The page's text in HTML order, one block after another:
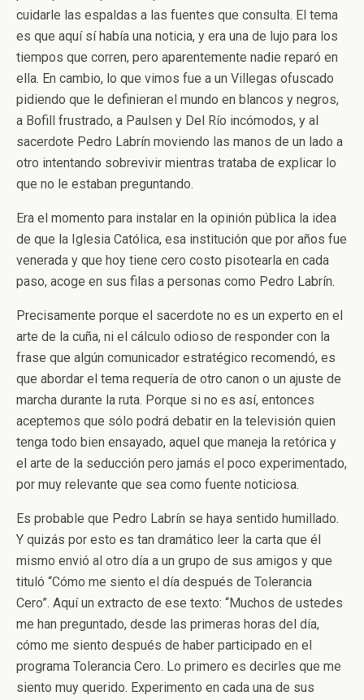
cuidarle las espaldas a las fuentes que consulta. El tema
es que aquí sí había una noticia, y era una de lujo para los
tiempos que corren, pero aparentemente nadie reparó en
ella. En cambio, lo que vimos fue a un Villegas ofuscado
pidiendo que le definieran el mundo en blancos y negros,
a Bofill frustrado, a Paulsen y Del Río incómodos, y al
sacerdote Pedro Labrín moviendo las manos de un lado a
otro intentando sobrevivir mientras trataba de explicar lo
que no le estaban preguntando.
Era el momento para instalar en la opinión pública la idea
de que la Iglesia Católica, esa institución que por años fue
venerada y que hoy tiene cero costo pisotearla en cada
paso, acoge en sus filas a personas como Pedro Labrín.
Precisamente porque el sacerdote no es un experto en el
arte de la cuña, ni el cálculo odioso de responder con la
frase que algún comunicador estratégico recomendó, es
que abordar el tema requería de otro canon o un ajuste de
marcha durante la ruta. Porque si no es así, entonces
aceptemos que sólo podrá debatir en la televisión quien
tenga todo bien ensayado, aquel que maneja la retórica y
el arte de la seducción pero jamás el poco experimentado,
por muy relevante que sea como fuente noticiosa.
Es probable que Pedro Labrín se haya sentido humillado.
Y quizás por esto es tan dramático leer la carta que él
mismo envió al otro día a un grupo de sus amigos y que
tituló “Cómo me siento el día después de Tolerancia
Cero”. Aquí un extracto de ese texto: “Muchos de ustedes
me han preguntado, desde las primeras horas del día,
cómo me siento después de haber participado en el
programa Tolerancia Cero. Lo primero es decirles que me
siento muy querido. Experimento en cada una de sus